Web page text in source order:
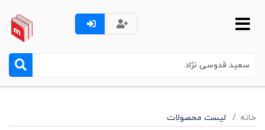
خانه لیست محصولات